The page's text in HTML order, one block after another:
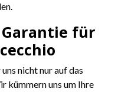
für
nicht nur auf das
kümmern uns um Ihre